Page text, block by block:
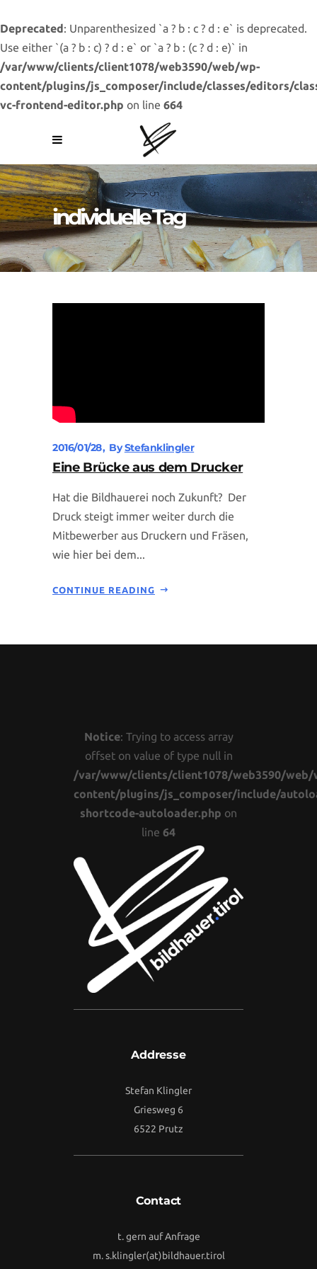
Deprecated: Unparenthesized `a ? b : c ? d : e` is deprecated.
Use either `(a ? b : c) ? d : e` or `a ? b : (c ? d : e)` in
/var/www/clients/client1078/web3590/web/wp-
content/plugins/js_composer/include/classes/editors/
vc-frontend-editor.php on line 664
individuelle Tag
2016/01/28 ByStefanklingler
Eine Brücke aus dem Drucker
Hat die Bildhauerei noch Zukunft? Der
Druck steigt immer weiter durch die
Mitbewerber aus Druckern und Fräsen,
wie hier bei dem...
CONTINUE READING
Notice: Trying to access array
offset on value of type null in
/var/www/clients/client1078/web3590/web/
content/plugins/js_composer/include/
shortcode-autoloader.php on
line 64
Addresse
Stefan Klingler
Griesweg 6
6522 Prutz
Contact
t. gern auf Anfrage
m.s.klingler(at)bildhauer.tirol